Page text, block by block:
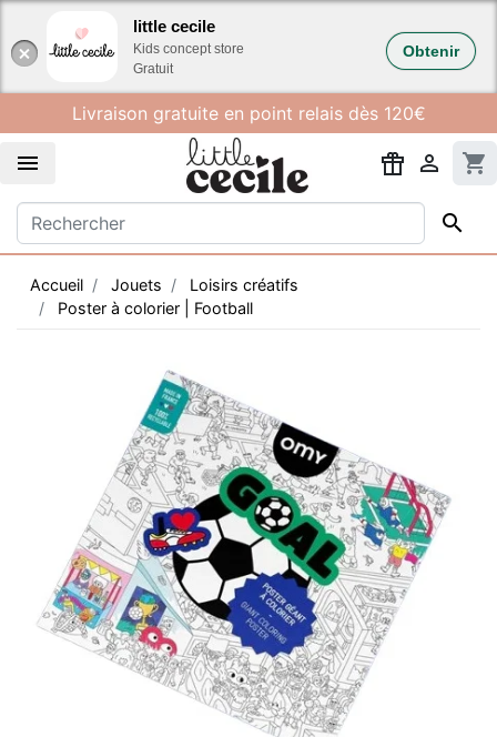
little cecile
Kids concept store
Gratuit
Obtenir
Livraison gratuite en point relais dès 120€
  shopping_cart

Accueil Jouets
Loisirs créatifs
Poster à colorier | Football